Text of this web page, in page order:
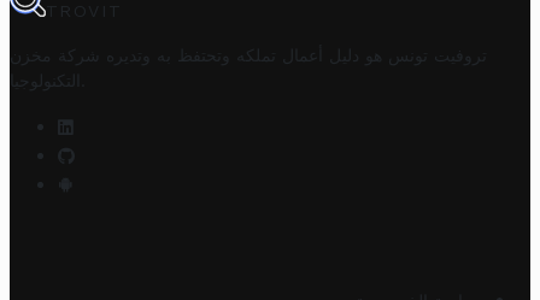
TROVIT
تروفيت تونس هو دليل أعمال تملكه وتحتفظ به وتديره
شركة مخزن
التكنولوجيا